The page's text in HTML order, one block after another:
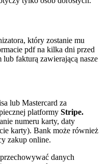
który zostanie mu
pdf na kilka dni przed
fakturą zawierającą nasze
lub Mastercard za
platformy Stripe.
numeru karty, daty
karty). Bank może również
zakup online.
danych